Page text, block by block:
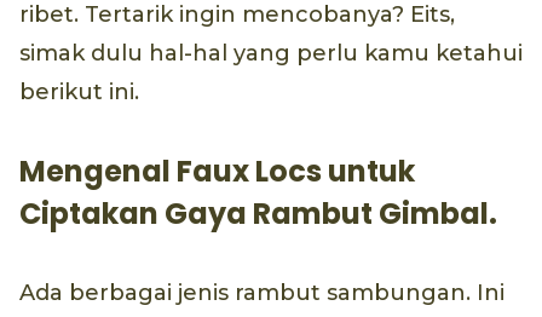
ribet. Tertarik ingin mencobanya? Eits,
simak dulu hal-hal yang perlu kamu ketahui
berikut ini.
Mengenal Faux Locs untuk
Ciptakan Gaya Rambut Gimbal.
Ada berbagai jenis rambut sambungan. Ini